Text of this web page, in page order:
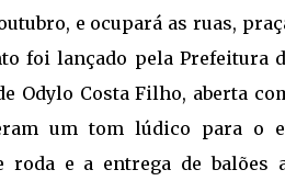
e ocupará as ruas,
foi lançado pela Prefeitura
Odylo Costa Filho, aberta
um tom lúdico para o
roda e a entrega de balões